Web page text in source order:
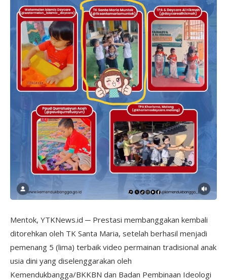
Mentok, YTKNews.id ─ Prestasi membanggakan kembali
ditorehkan oleh TK Santa Maria, setelah berhasil menjadi
pemenang 5 (lima) terbaik video permainan tradisional anak
usia dini yang diselenggarakan oleh
Kemendukbangga/BKKBN dan Badan Pembinaan Ideologi